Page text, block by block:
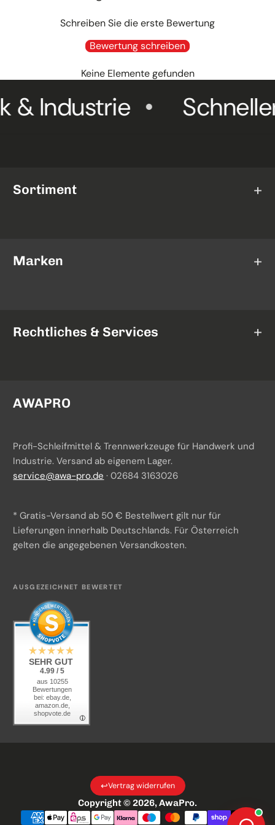
Schreiben Sie die erste Bewertung
Bewertung schreiben
Keine Elemente gefunden
Industrie Schneller
Sortiment
Trennscheiben
Schleifrollen
Marken
Mirka
TAF Abrasivi
Rechtliches & Services
Widerrufsrecht
Batteriegesetzhinweise
Impressum
Versand & Zahlung
Beschaffungsservice
KI-Transparenz
AWAPRO
Profi-Schleifmittel & Trennwerkzeuge für Handwerk und
Industrie. Versand ab eigenem Lager.
service@awa-pro.de · 02684 3163026
* Gratis-Versand ab 50 € Bestellwert gilt nur für
Lieferungen innerhalb Deutschlands. Für Österreich
gelten die angegebenen Versandkosten.
AUSGEZEICHNET BEWERTET
SEHR GUT
4.99 / 5
aus 10255
Bewertungen
bei: ebay.de,
amazon.de,
shopvote.de
Copyright © 2026, AwaPro.
↩Vertrag widerrufen
Zahlungsarten